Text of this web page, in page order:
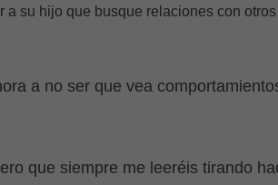
a su hijo que busque relaciones con
a no ser que vea
que siempre me leeréis tirando